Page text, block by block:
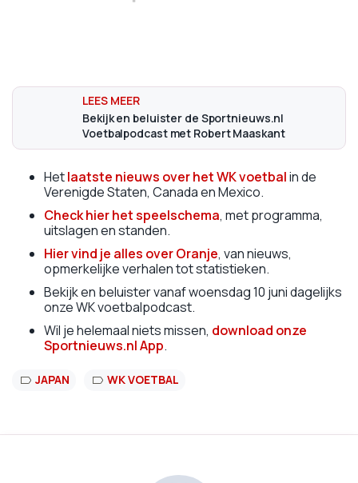
Bekijk en beluister de Sportnieuws.nl
Voetbalpodcast met Robert Maaskant
Hetlaatste nieuws over het WK voetbalin de
Verenigde Staten, Canada en Mexico.
Check hier het speelschema, met programma,
uitslagen en standen.
Hier vind je alles over Oranje, van nieuws,
opmerkelijke verhalen tot statistieken.
Bekijk en beluister vanaf woensdag 10 juni dagelijks
onze WK voetbalpodcast.
Wil je helemaal niets missen, download onze
Sportnieuws.nl App.
JAPAN WK VOETBAL